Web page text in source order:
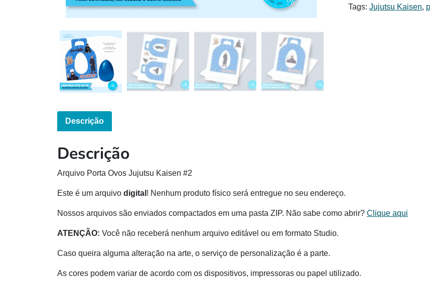
Tags:Jujutsu Kaisen,
Descrição
Descrição
Arquivo Porta Ovos Jujutsu Kaisen #2
Este é um arquivo digital ! Nenhum produto físico será entregue no seu endereço.
Nossos arquivos são enviados compactados em uma pasta ZIP. Não sabe como abrir? Clique aqui
ATENÇÃO: Você não receberá nenhum arquivo editável ou em formato Studio.
Caso queira alguma alteração na arte, o serviço de personalização é a parte.
As cores podem variar de acordo com os dispositivos, impressoras ou papel utilizado.